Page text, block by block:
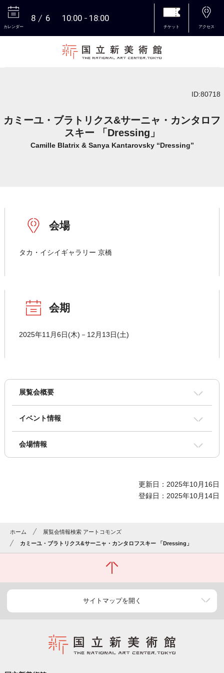
カレンダー
8 6 10:00 18:00
チケット アクセス
ID:80718
カミーユ・ブラトリクス&サーニャ・カンタロフ
スキー 「Dressing」
Camille Blatrix & Sanya Kantarovsky “Dressing”
会場
タカ・イシイギャラリー 京橋
会期
2025年11月6日(木)－12月13日(土)
展覧会概要
イベント情報
会場情報
更新日：2025年10月16日
登録日：2025年10月14日
ホーム
展覧会情報検索 アートコモンズ
カミーユ・ブラトリクス&サーニャ・カンタロフスキー 「Dressing」
サイトマップを開く